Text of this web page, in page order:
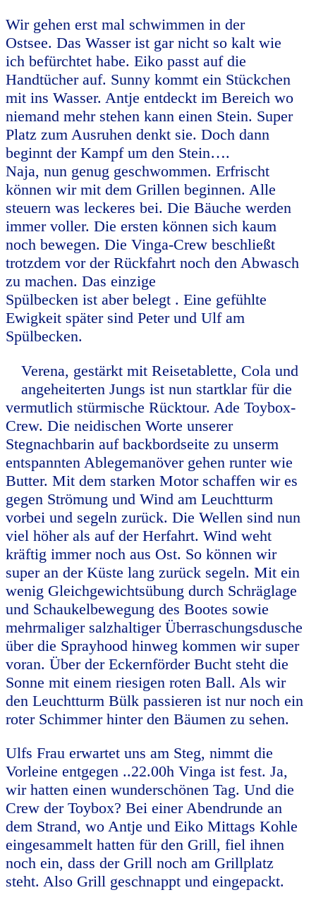
Wir gehen erst mal schwimmen in der
Ostsee. Das Wasser ist gar nicht so kalt wie
ich befürchtet habe. Eiko passt auf die
Handtücher auf. Sunny kommt ein Stückchen
mit ins Wasser. Antje entdeckt im Bereich wo
niemand mehr stehen kann einen Stein. Super
Platz zum Ausruhen denkt sie. Doch dann
beginnt der Kampf um den Stein….
Naja, nun genug geschwommen. Erfrischt
können wir mit dem Grillen beginnen. Alle
steuern was leckeres bei. Die Bäuche werden
immer voller. Die ersten können sich kaum
noch bewegen. Die Vinga-Crew beschließt
trotzdem vor der Rückfahrt noch den Abwasch
zu machen. Das einzige
Spülbecken ist aber belegt . Eine gefühlte
Ewigkeit später sind Peter und Ulf am
Spülbecken.
Verena, gestärkt mit Reisetablette, Cola und
angeheiterten Jungs ist nun startklar für die
vermutlich stürmische Rücktour. Ade Toybox-
Crew. Die neidischen Worte unserer
Stegnachbarin auf backbordseite zu unserm
entspannten Ablegemanöver gehen runter wie
Butter. Mit dem starken Motor schaffen wir es
gegen Strömung und Wind am Leuchtturm
vorbei und segeln zurück. Die Wellen sind nun
viel höher als auf der Herfahrt. Wind weht
kräftig immer noch aus Ost. So können wir
super an der Küste lang zurück segeln. Mit ein
wenig Gleichgewichtsübung durch Schräglage
und Schaukelbewegung des Bootes sowie
mehrmaliger salzhaltiger Überraschungsdusche
über die Sprayhood hinweg kommen wir super
voran. Über der Eckernförder Bucht steht die
Sonne mit einem riesigen roten Ball. Als wir
den Leuchtturm Bülk passieren ist nur noch ein
roter Schimmer hinter den Bäumen zu sehen.
Ulfs Frau erwartet uns am Steg, nimmt die
Vorleine entgegen ..22.00h Vinga ist fest. Ja,
wir hatten einen wunderschönen Tag. Und die
Crew der Toybox? Bei einer Abendrunde an
dem Strand, wo Antje und Eiko Mittags Kohle
eingesammelt hatten für den Grill, fiel ihnen
noch ein, dass der Grill noch am Grillplatz
steht. Also Grill geschnappt und eingepackt.